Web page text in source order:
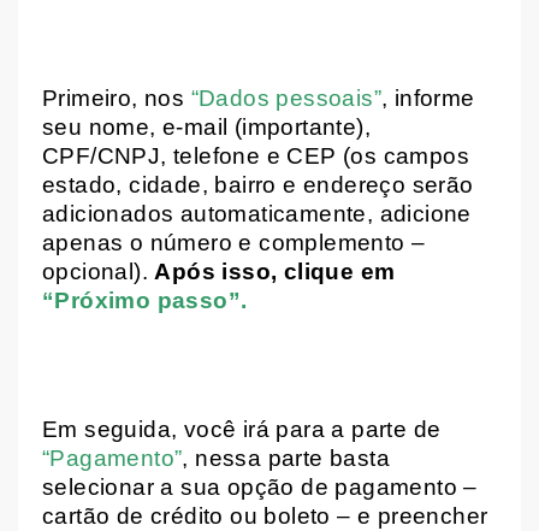
Primeiro, nos “Dados pessoais”, informe
seu nome, e-mail (importante),
CPF/CNPJ, telefone e CEP (os campos
estado, cidade, bairro e endereço serão
adicionados automaticamente, adicione
apenas o número e complemento –
opcional).Após isso, clique em
“Próximo passo”.
Em seguida, você irá para a parte de
“Pagamento”, nessa parte basta
selecionar a sua opção de pagamento –
cartão de crédito ou boleto – e preencher